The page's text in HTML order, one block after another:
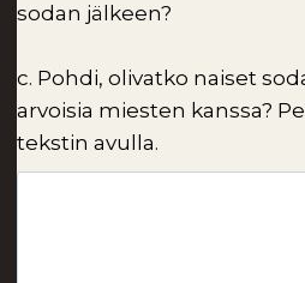
sodan jälkeen?
c. Pohdi, olivatko naiset
arvoisia miesten kanssa?
tekstin avulla.